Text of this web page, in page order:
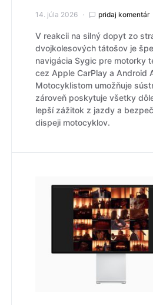
14. júla 2026 pridaj komentár
V reakcii na silný dopyt zo
dvojkolesových tátošov je
navigácia Sygic pre motorky
cez Apple CarPlay a Android
Motocyklistom umožňuje
zároveň poskytuje všetky
lepší zážitok z jazdy a
dispeji motocyklov.